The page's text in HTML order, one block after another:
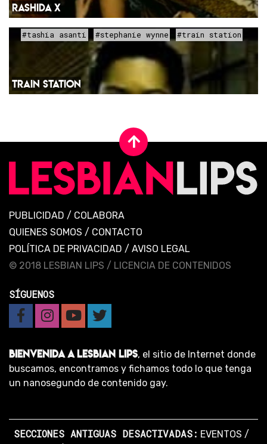
RASHIDA X
#tashia asanti #stephanie wynne #train station
TRAIN STATION
PUBLICIDAD / COLABORA
QUIENES SOMOS / CONTACTO
POLÍTICA DE PRIVACIDAD / AVISO LEGAL
© 2018 LESBIAN LIPS / LICENCIA DE CONTENIDOS
SÍGUENOS
BIENVENIDA A LESBIAN LIPS, el sitio de Internet donde
buscamos, encontramos y fichamos todo lo que tenga
un nanosegundo de contenido gay.
SECCIONES ANTIGUAS DESACTIVADAS: EVENTOS /